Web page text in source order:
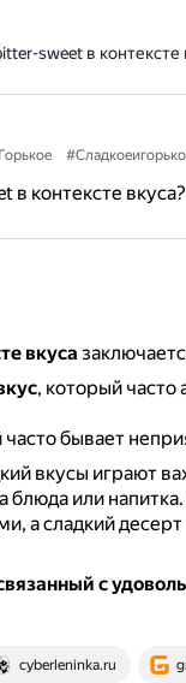
sweet в контексте
контексте вкуса?
вкуса
, который часто
часто бывает
вкусы играют
блюда или напитка.
а сладкий
с
cyberleninka.ru